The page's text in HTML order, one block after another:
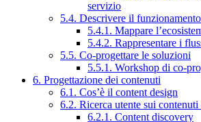
servizio
5.4. Descrivere il
5.4.1. Mappare
5.4.2. Rappresentare i
5.5. Co-progettare le soluzioni
5.5.1. Workshop di co-
6. Progettazione dei contenuti
6.1. Cos’è il content design
6.2. Ricerca utente sui
6.2.1. Content discovery